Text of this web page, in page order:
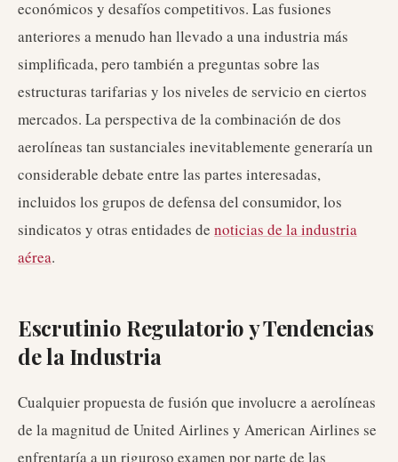
económicos y desafíos competitivos. Las fusiones
anteriores a menudo han llevado a una industria más
simplificada, pero también a preguntas sobre las
estructuras tarifarias y los niveles de servicio en ciertos
mercados. La perspectiva de la combinación de dos
aerolíneas tan sustanciales inevitablemente generaría un
considerable debate entre las partes interesadas,
incluidos los grupos de defensa del consumidor, los
sindicatos y otras entidades de noticias de la industria
aérea.
Escrutinio Regulatorio y Tendencias
de la Industria
Cualquier propuesta de fusión que involucre a aerolíneas
de la magnitud de United Airlines y American Airlines se
enfrentaría a un riguroso examen por parte de las